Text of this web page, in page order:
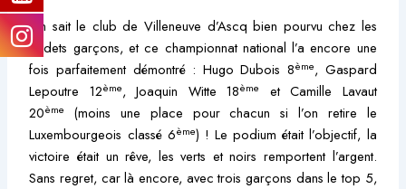
On sait le club de Villeneuve d’Ascq bien pourvu chez les
cadets garçons, et ce championnat national l’a encore une
fois parfaitement démontré : Hugo Dubois 8ème, Gaspard
Lepoutre 12ème, Joaquin Witte 18ème
et Camille Lavaut
20ème
(moins une place pour chacun si l’on retire le
Luxembourgeois classé 6ème) ! Le podium était l’objectif, la
victoire était un rêve, les verts et noirs remportent l’argent.
Sans regret, car là encore, avec trois garçons dans le top 5,